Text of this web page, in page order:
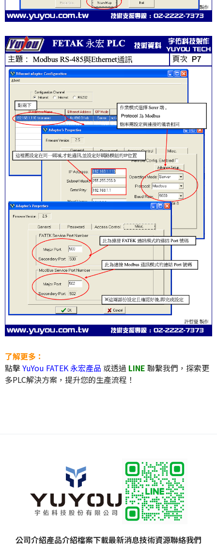
了解更多：
點擊YuYou FATEK 永宏產品 或透過 LINE 聯繫我們，探索更
多PLC解決方案，提升您的生產流程！
公司介紹產品介紹檔案下載最新消息技術資源聯絡我們